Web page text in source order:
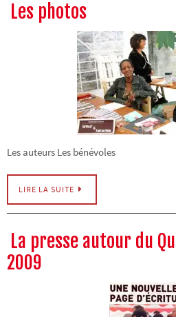
Les photos
Les auteurs Les bénévoles
LIRE LA SUITE
La presse autour du
2009